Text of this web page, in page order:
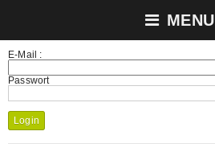
MENU
E-Mail :
Passwort
Login